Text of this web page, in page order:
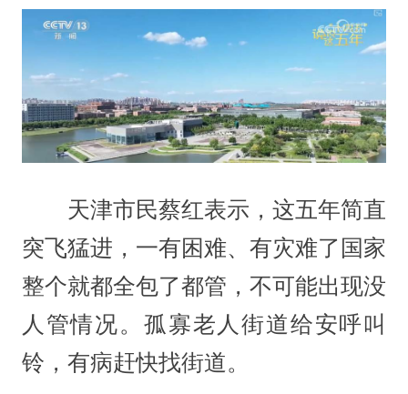
天津市民蔡红表示，这五年简直
突飞猛进，一有困难、有灾难了国家
整个就都全包了都管，不可能出现没
人管情况。孤寡老人街道给安呼叫
铃，有病赶快找街道。